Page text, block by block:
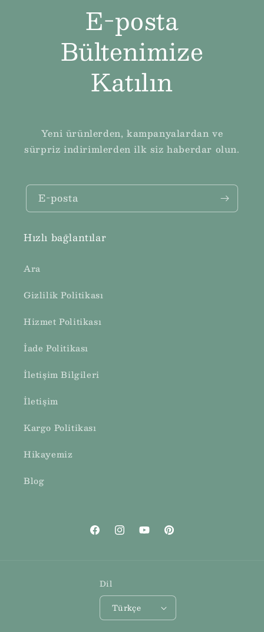
E-posta
Bültenimize
Katılın
Yeni ürünlerden, kampanyalardan ve
sürpriz indirimlerden ilk siz haberdar olun.
E-posta
Hızlı bağlantılar
Ara
Gizlilik Politikası
Hizmet Politikası
İade Politikası
İletişim Bilgileri
İletişim
Kargo Politikası
Hikayemiz
Blog
FacebookInstagramYouTubePinterest
Dil
Türkçe